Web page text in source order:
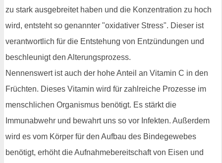
zu stark ausgebreitet haben und die Konzentration zu hoch
wird, entsteht so genannter "oxidativer Stress". Dieser ist
verantwortlich für die Entstehung von Entzündungen und
beschleunigt den Alterungsprozess.
Nennenswert ist auch der hohe Anteil an Vitamin C in den
Früchten. Dieses Vitamin wird für zahlreiche Prozesse im
menschlichen Organismus benötigt. Es stärkt die
Immunabwehr und bewahrt uns so vor Infekten. Außerdem
wird es vom Körper für den Aufbau des Bindegewebes
benötigt, erhöht die Aufnahmebereitschaft von Eisen und